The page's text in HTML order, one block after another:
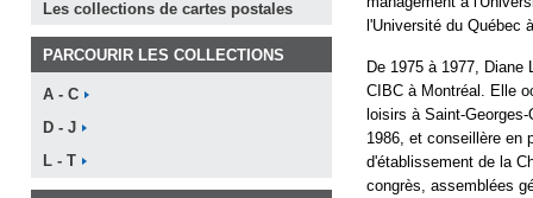
Les collections de cartes postales
PARCOURIR LES COLLECTIONS
A - C
D - J
L - T
l'Université du Québec
De 1975 à 1977,
CIBC à Montréal. Elle
loisirs à Saint-
1986, et conseillère en
d'établissement de la
congrès, assemblées